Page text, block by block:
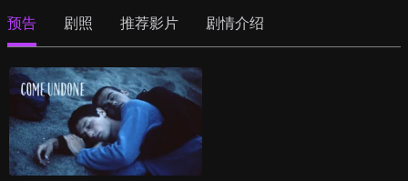
预告 剧照 推荐影片 剧情介绍